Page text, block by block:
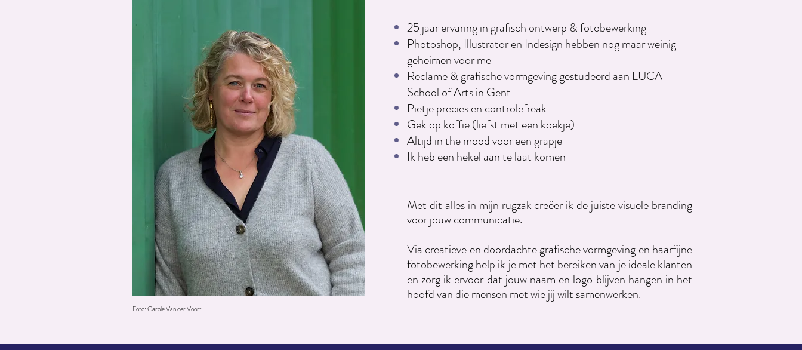
25 jaar ervaring in grafisch ontwerp & fotobewerking
Photoshop, Illustrator en Indesign hebben nog maar weinig
geheimen voor me
Reclame & grafische vormgeving gestudeerd aan LUCA
School of Arts in Gent
Pietje precies en controlefreak
Gek op koffie (liefst met een koekje)
Altijd in the mood voor een grapje
Ik heb een hekel aan te laat komen
Met dit alles in mijn rugzak creëer ik de juiste visuele branding
voor jouw communicatie.
Via creatieve en doordachte grafische vormgeving en haarfijne
fotobewerking help ik je met het bereiken van je ideale klanten
en zorg ik ervoor dat jouw naam en logo blijven hangen in het
hoofd van die mensen met wie jij wilt samenwerken.
Foto: Carole Van der Voort